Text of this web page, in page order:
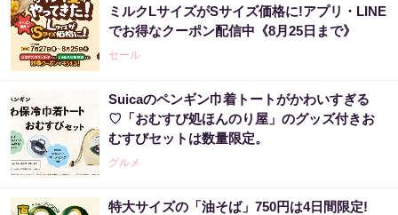
ミルクLサイズがSサイズ価格に!アプリ・LINE
でお得なクーポン配信中《8月25日まで》
セール
Suicaのペンギン巾着トートがかわいすぎる
♡「おむすび処ほんのり屋」のグッズ付きお
むすびセットは数量限定。
グルメ
特大サイズの「油そば」750円は4日間限定!